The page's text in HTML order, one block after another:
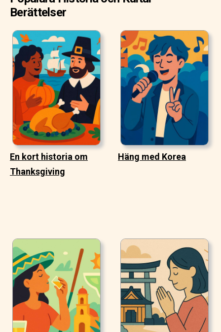
Berättelser
En kort historia om
Thanksgiving
Häng med Korea